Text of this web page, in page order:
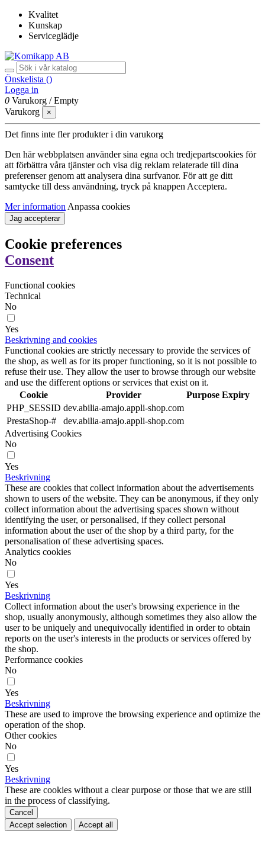
Kvalitet
Kunskap
Serviceglädje
Önskelista ()
Logga in
0 Varukorg /Empty
Varukorg
×
Det finns inte fler produkter i din varukorg
Den här webbplatsen använder sina egna och tredjepartscookies för
att förbättra våra tjänster och visa dig reklam relaterade till dina
preferenser genom att analysera dina surfvanor. För att ge ditt
samtycke till dess användning, tryck på knappen Acceptera.
Mer information Anpassa cookies
Jag accepterar
Cookie preferences
Consent
Functional cookies
Technical
No
Yes
Beskrivning and cookies
Functional cookies are strictly necessary to provide the services of
the shop, as well as for its proper functioning, so it is not possible to
refuse their use. They allow the user to browse through our website
and use the different options or services that exist on it.
Cookie
Provider Purpose Expiry
PHP_SESSID dev.abilia-amajo.appli-shop.com
PrestaShop-#
dev.abilia-amajo.appli-shop.com
Advertising Cookies
No
Yes
Beskrivning
These are cookies that collect information about the advertisements
shown to users of the website. They can be anonymous, if they only
collect information about the advertising spaces shown without
identifying the user, or personalised, if they collect personal
information about the user of the shop by a third party, for the
personalisation of these advertising spaces.
Analytics cookies
No
Yes
Beskrivning
Collect information about the user's browsing experience in the
shop, usually anonymously, although sometimes they also allow the
user to be uniquely and unequivocally identified in order to obtain
reports on the user's interests in the products or services offered by
the shop.
Performance cookies
No
Yes
Beskrivning
These are used to improve the browsing experience and optimize the
operation of the shop.
Other cookies
No
Yes
Beskrivning
These are cookies without a clear purpose or those that we are still
in the process of classifying.
Cancel
Accept selection
Accept all